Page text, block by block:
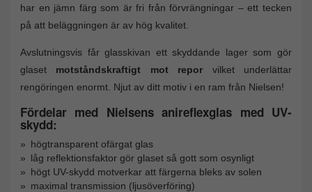
har en jämn färg som är fri från förvrängningar – ett tecken
på att beläggningen är av hög kvalitet.
Avslutningsvis får glasskivan ett skyddande lager som gör
glaset motståndskraftigt mot repor vilket underlättar
rengöringen enormt. Njut av ditt motiv i en ram från Nielsen!
Fördelar med Nielsens anireflexglas med UV-
skydd:
högtransparent ofärgat glas
låg reflektionsfaktor gör glaset så gott som osynligt
högt UV-skydd motverkar att färgerna bleks av solen
maximal transmission (ljusöverföring)